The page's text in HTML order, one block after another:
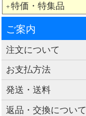
＋ 特価・特集品
ご案内
注文について
お支払方法
発送・送料
返品・交換について